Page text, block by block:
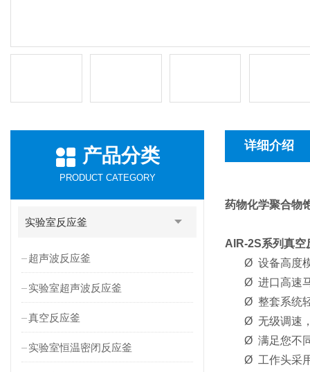
产品分类
PRODUCT CATEGORY
实验室反应釜
超声波反应釜
实验室超声波反应釜
真空反应釜
实验室恒温密闭反应釜
详细介绍
药物化学聚合物
AIR-2S系列真空
Ø 设备高度
Ø 进口高速
Ø 整套系统
Ø 无级调速
Ø 满足您不
Ø 工作头采